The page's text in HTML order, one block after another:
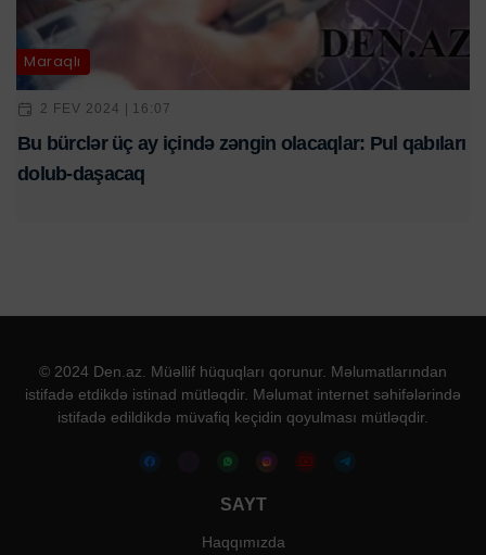
Maraqlı
2 FEV 2024 | 16:07
Bu bürclər üç ay içində zəngin olacaqlar: Pul qabıları
dolub-daşacaq
© 2024 Den.az. Müəllif hüquqları qorunur. Məlumatlarından
istifadə etdikdə istinad mütləqdir. Məlumat internet səhifələrində
istifadə edildikdə müvafiq keçidin qoyulması mütləqdir.
SAYT
Haqqımızda